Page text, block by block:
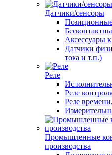
Датчики/сенсоры
Аксессуары
Датчики
тока и т.п.)
Реле
Реле контроля
Реле
Промышленные
производства